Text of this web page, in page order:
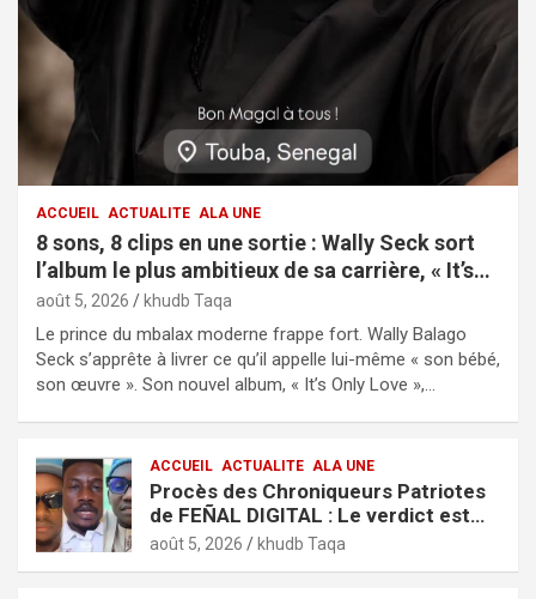
ACCUEIL ACTUALITE ALA UNE
8 sons, 8 clips en une sortie : Wally Seck sort
l’album le plus ambitieux de sa carrière, « It’s
Only Love »
août 5, 2026 khudb Taqa
Le prince du mbalax moderne frappe fort. Wally Balago
Seck s’apprête à livrer ce qu’il appelle lui-même « son bébé,
son œuvre ». Son nouvel album, « It’s Only Love »,…
ACCUEIL ACTUALITE ALA UNE
Procès des Chroniqueurs Patriotes
de FEÑAL DIGITAL : Le verdict est
tombé
août 5, 2026 khudb Taqa